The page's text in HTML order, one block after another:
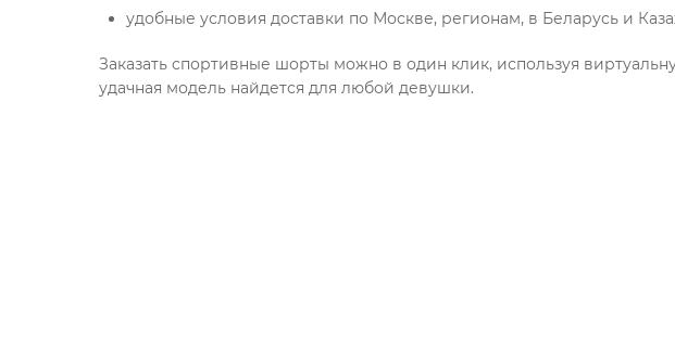
удобные условия доставки по Москве, регионам, в Беларусь и
Заказать спортивные шорты можно в один клик, используя
удачная модель найдется для любой девушки.